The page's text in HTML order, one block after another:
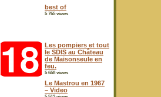
best of
5 765 views
Les pompiers et tout
le SDIS au Château
de Maisonseule en
feu.
5 658 views
Le Mastrou en 1967
– Video